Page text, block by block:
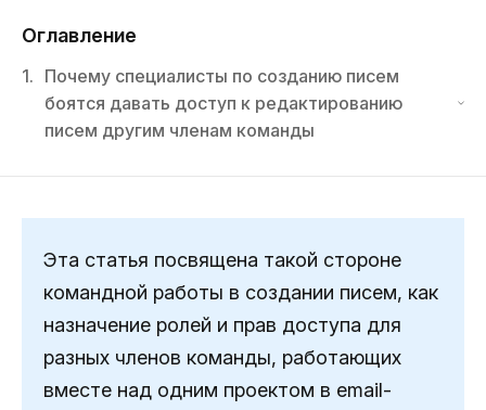
Оглавление
1. Почему специалисты по созданию писем
боятся давать доступ к редактированию
писем другим членам команды
Эта статья посвящена такой стороне
командной работы в создании писем, как
назначение ролей и прав доступа для
разных членов команды, работающих
вместе над одним проектом в email-